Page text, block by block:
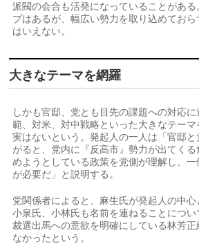
派閥の会合も活発になっていることがあ
プはあるが、幅広い勢力を取り込めてお
はいえない。
大きなテーマを網羅
しかも官邸、党とも目先の課題への対応
範、対米、対中戦略といった大きなテー
実はないという。発起人の一人は「官邸
がると、党内に『反高市』勢力が出てく
めようとしている政策を党側が理解し、
が必要だ」と説明する。
党関係者によると、麻生氏が発起人の中
小泉氏、小林氏も名前を連ねることにつ
裁選出馬への意欲を明確にしている林芳
なかったという。